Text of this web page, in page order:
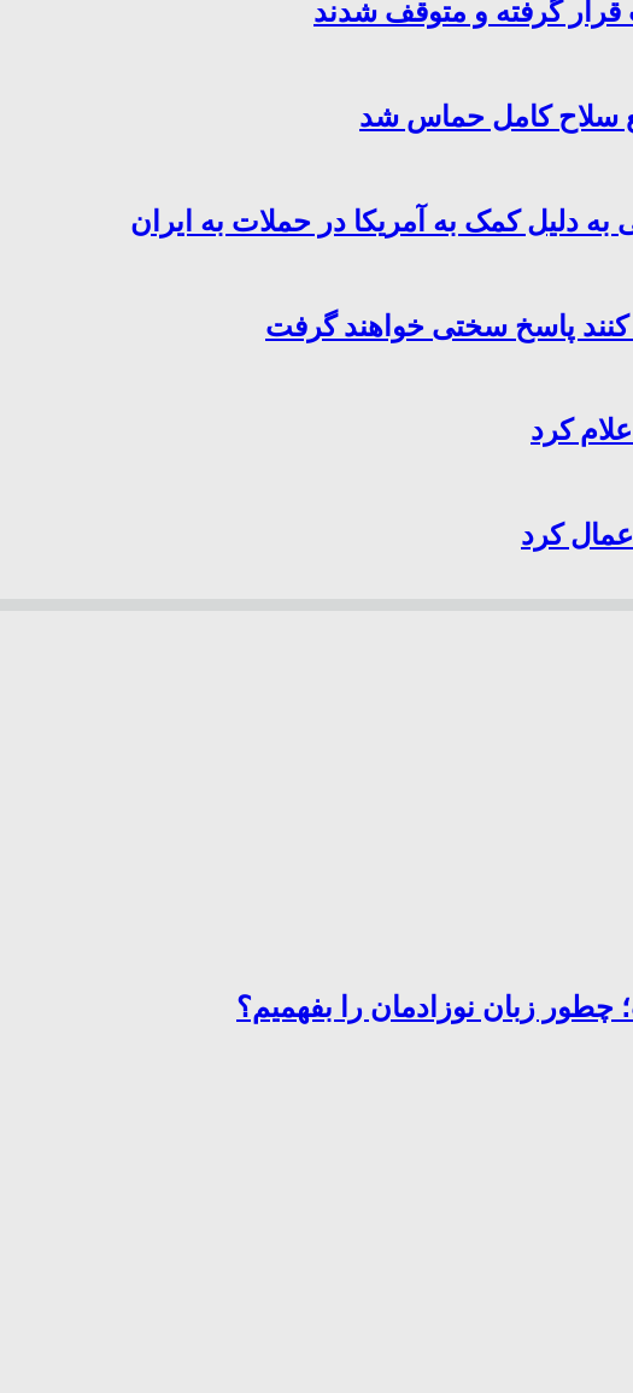
گرفته و متوقف شدند
سلاح کامل حماس شد
به دلیل کمک به آمریکا در حملات به ایران
پاسخ سختی خواهند گرفت
کرد
کرد
زبان نوزادمان را بفهمیم؟